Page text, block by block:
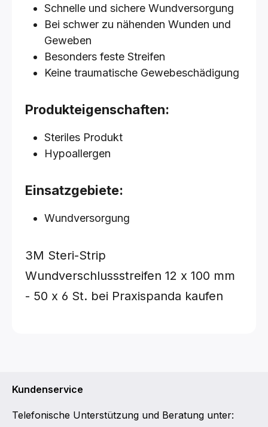
Schnelle und sichere Wundversorgung
Bei schwer zu nähenden Wunden und
Geweben
Besonders feste Streifen
Keine traumatische Gewebeschädigung
Produkteigenschaften:
Steriles Produkt
Hypoallergen
Einsatzgebiete:
Wundversorgung
3M Steri-Strip
Wundverschlussstreifen 12 x 100 mm
- 50 x 6 St. bei Praxispanda kaufen
Kundenservice
Telefonische Unterstützung und Beratung unter: